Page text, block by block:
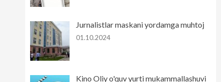
Jurnalistlar maskani yordamga muhtoj
01.10.2024
Kino Oliy o'quv yurti mukammallashuvi